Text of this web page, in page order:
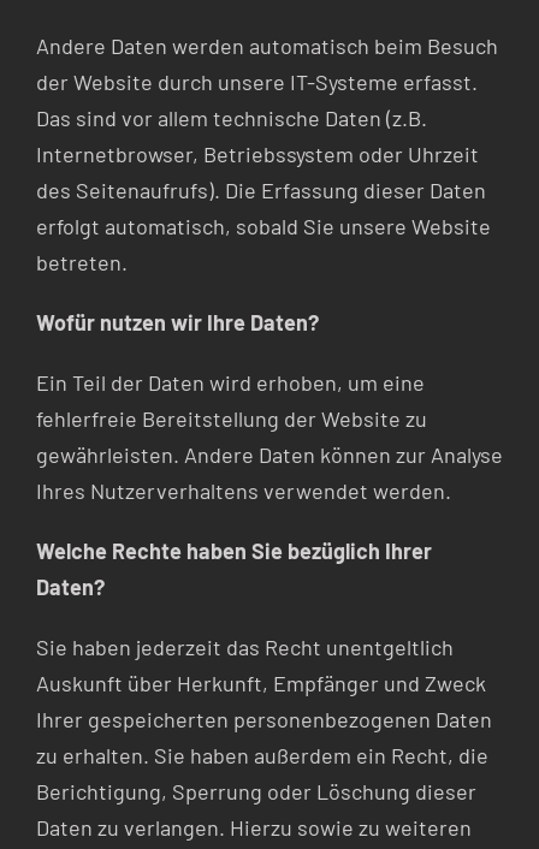
Andere Daten werden automatisch beim Besuch
der Website durch unsere IT-Systeme erfasst.
Das sind vor allem technische Daten (z.B.
Internetbrowser, Betriebssystem oder Uhrzeit
des Seitenaufrufs). Die Erfassung dieser Daten
erfolgt automatisch, sobald Sie unsere Website
betreten.
Wofür nutzen wir Ihre Daten?
Ein Teil der Daten wird erhoben, um eine
fehlerfreie Bereitstellung der Website zu
gewährleisten. Andere Daten können zur Analyse
Ihres Nutzerverhaltens verwendet werden.
Welche Rechte haben Sie bezüglich Ihrer
Daten?
Sie haben jederzeit das Recht unentgeltlich
Auskunft über Herkunft, Empfänger und Zweck
Ihrer gespeicherten personenbezogenen Daten
zu erhalten. Sie haben außerdem ein Recht, die
Berichtigung, Sperrung oder Löschung dieser
Daten zu verlangen. Hierzu sowie zu weiteren